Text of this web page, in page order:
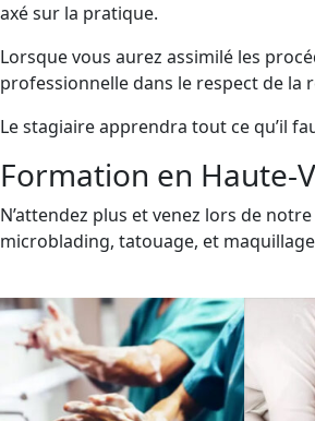
axé sur la pratique.
Lorsque vous aurez assimilé les
professionnelle dans le respect de
Le stagiaire apprendra tout ce qu’il
Formation en Haute-
N’attendez plus et venez lors de
microblading, tatouage, et